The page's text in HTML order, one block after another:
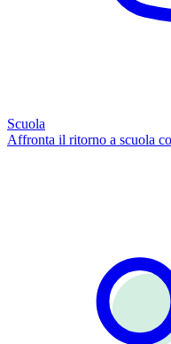
Scuola
Affronta il ritorno a scuola